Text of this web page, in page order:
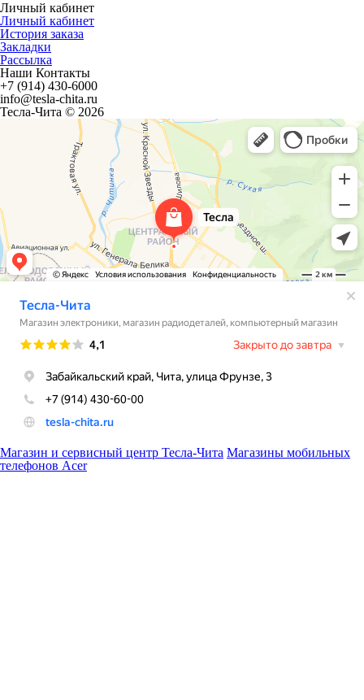
Личный кабинет
Личный кабинет
История заказа
Закладки
Рассылка
Наши Контакты
+7 (914) 430-6000
info@tesla-chita.ru
Тесла-Чита © 2026
Магазин и сервисный центр Тесла-Чита Магазины мобильных
телефонов Acer